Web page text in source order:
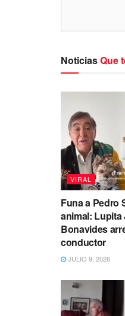
NoticiasQue
VIRAL
Funa a Pedro
animal:
Bonavides
conductor
JULIO 9, 2026